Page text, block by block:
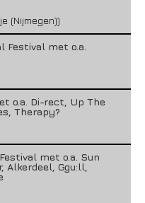
(Nijmegen))
Festival met o.a.
o.a. Di-rect, Up The
Therapy?
Festival met o.a. Sun
Alkerdeel, Ggu:ll,